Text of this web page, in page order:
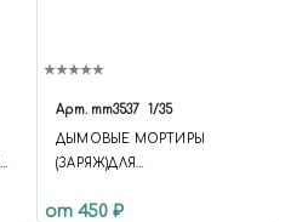
Арт. mm3537 1/35
ДЫМОВЫЕ МОРТИРЫ
(ЗАРЯЖ)ДЛЯ
LUCHS,FUCHS И АМЕР. Т.
от 450 ₽